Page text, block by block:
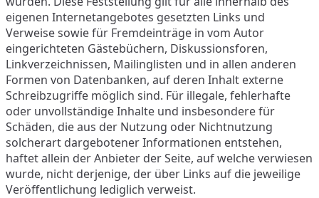
eigenen Internetangebotes gesetzten Links und
Verweise sowie für Fremdeinträge in vom Autor
eingerichteten Gästebüchern, Diskussionsforen,
Linkverzeichnissen, Mailinglisten und in allen anderen
Formen von Datenbanken, auf deren Inhalt externe
Schreibzugriffe möglich sind. Für illegale, fehlerhafte
oder unvollständige Inhalte und insbesondere für
Schäden, die aus der Nutzung oder Nichtnutzung
solcherart dargebotener Informationen entstehen,
haftet allein der Anbieter der Seite, auf welche verwiesen
wurde, nicht derjenige, der über Links auf die jeweilige
Veröffentlichung lediglich verweist.